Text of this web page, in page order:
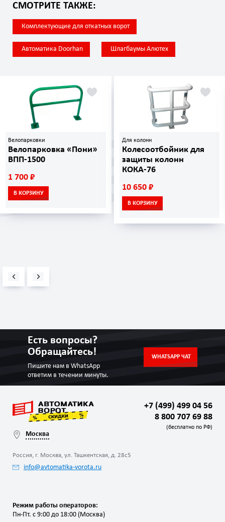
СМОТРИТЕ ТАКЖЕ:
Комплектующие для откатных ворот
Автоматика Doorhan Шлагбаумы Алютех
Велопарковки
Велопарковка «Пони»
ВПП-1500
1 700 ₽
В КОРЗИНУ
Для колонн
Колесоотбойник для
защиты колонн
КОКА-76
10 650 ₽
В КОРЗИНУ
Есть вопросы?
Обращайтесь!
Пишите нам в WhatsApp
ответим в течении минуты.
WHATSAPP ЧАТ
Москва
Россия, г. Москва, ул. Ташкентская, д. 28с5
info@avtomatika-vorota.ru
+7 (499) 499 04 56
8 800 707 69 88
(бесплатно по РФ)
Режим работы операторов:
Пн-Пт. с 9:00 до 18:00 (Москва)